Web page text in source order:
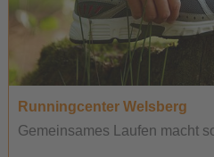
Runningcenter Welsberg
Gemeinsames Laufen macht